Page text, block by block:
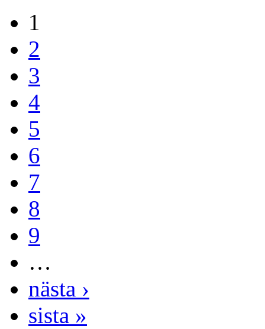
1
2
3
4
5
6
7
8
9
…
nästa ›
sista »